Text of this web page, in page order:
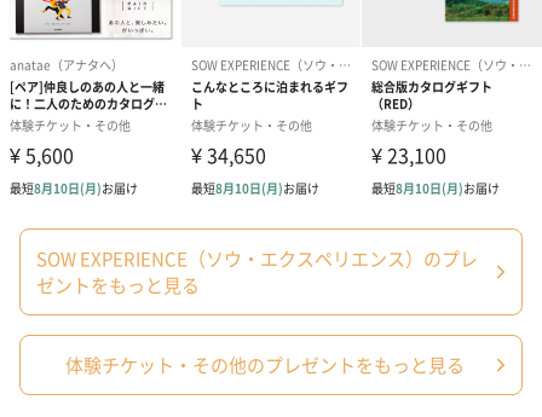
誕生日や結婚祝い・出産祝いなど、様々なシーンのメッセージカ
ードを同梱します。
メッセージカードや封筒のデザインは一部変更する場合がありま
す。
ード（680円）
ード（Thank you）ピ
ンク（680円）
Birthday ホワ
刷なし）（
SOW EXPERIENCE（ソウ・エクスペリエンス）のプレ
ゼントをもっと見る
体験チケット・その他のプレゼントをもっと見る